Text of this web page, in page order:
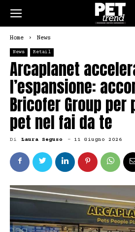
Home News
News Retail
Arcaplanet
l’espansione:
Bricofer Group
pet nel fai da te
Di Laura Seguso - 11 Giugno 2026